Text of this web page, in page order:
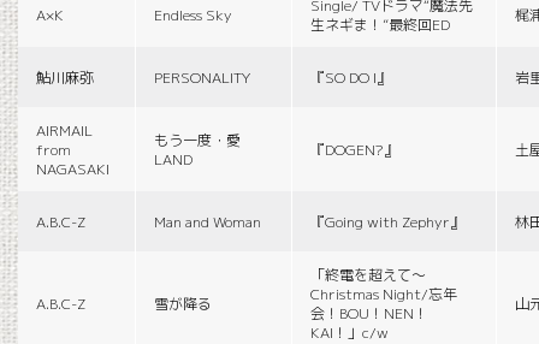
A×K Endless Sky
Single/ TVドラマ“魔法先
生ネギま！”最終回ED
梶
鮎川麻弥 PERSONALITY 『SO DO I』 岩
AIRMAIL
from
NAGASAKI
もう一度・愛
LAND
『DOGEN?』 土
A.B.C-Z Man and Woman 『Going with Zephyr』 林
A.B.C-Z 雪が降る
「終電を超えて～
Christmas Night/忘年
会！BOU！NEN！
KAI！」c/w
山